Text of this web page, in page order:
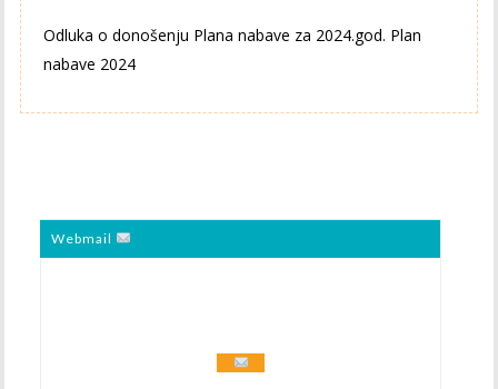
Odluka o donošenju Plana nabave za 2024.god. Plan
nabave 2024
Webmail